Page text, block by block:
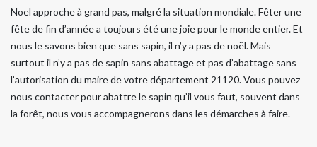
Noel approche à grand pas, malgré la situation mondiale. Fêter une
fête de fin d’année a toujours été une joie pour le monde entier. Et
nous le savons bien que sans sapin, il n’y a pas de noël. Mais
surtout il n’y a pas de sapin sans abattage et pas d’abattage sans
l’autorisation du maire de votre département 21120. Vous pouvez
nous contacter pour abattre le sapin qu’il vous faut, souvent dans
la forêt, nous vous accompagnerons dans les démarches à faire.